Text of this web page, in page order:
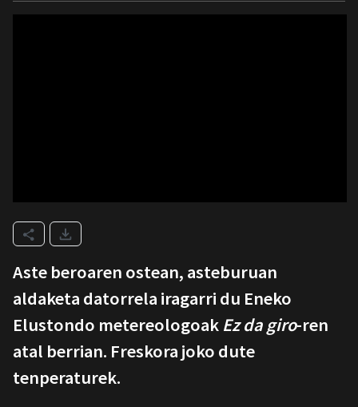
Aste beroaren ostean, asteburuan
aldaketa datorrela iragarri du Eneko
Elustondo metereologoak Ez da giro-ren
atal berrian. Freskora joko dute
tenperaturek.